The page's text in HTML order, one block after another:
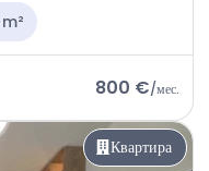
800 €/мес.
Квартира